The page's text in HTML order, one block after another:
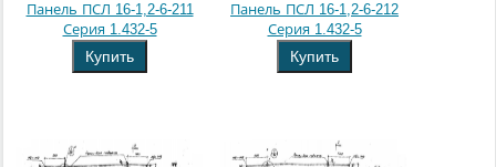
Панель ПСЛ 16-1,2-6-211
Серия 1.432-5
Купить
Панель ПСЛ 16-1,2-6-212
Серия 1.432-5
Купить